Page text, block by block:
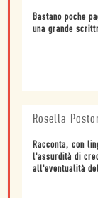
Bastano poche
una grande
Rosella
Racconta, con
l'assurdità di
all'eventualità